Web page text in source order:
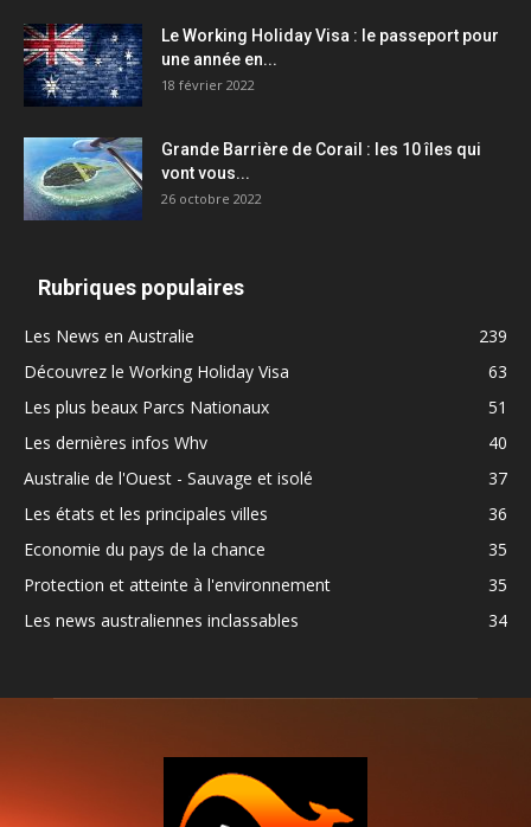
Le Working Holiday Visa : le passeport pour
une année en...
18 février 2022
Grande Barrière de Corail : les 10 îles qui
vont vous...
26 octobre 2022
Rubriques populaires
Les News en Australie
239
Découvrez le Working Holiday Visa
63
Les plus beaux Parcs Nationaux
51
Les dernières infos Whv
40
Australie de l'Ouest - Sauvage et isolé
37
Les états et les principales villes
36
Economie du pays de la chance
35
Protection et atteinte à l'environnement
35
Les news australiennes inclassables
34